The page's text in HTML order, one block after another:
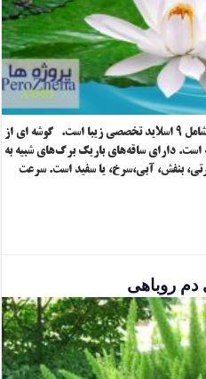
گل نیلوفر این فایل به صورت پاورپوینت و شامل ۹ اسلاید تخصصی زیبا است. گوشه ای از
است. دارای ساقه‌های باریک برگ‌های شبیه به
بنفش، آبی،سرخ، یا سفید است. سرعت
دم روباهی